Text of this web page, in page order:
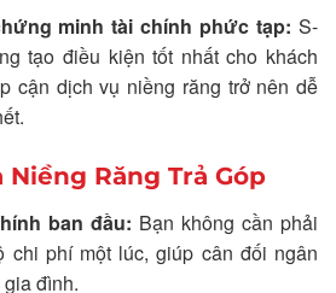
minh tài chính phức tạp: S-
tạo điều kiện tốt nhất cho khách
cận dịch vụ niềng răng trở nên dễ
Niềng Răng Trả Góp
ban đầu: Bạn không cần phải
chi phí một lúc, giúp cân đối ngân
đình.